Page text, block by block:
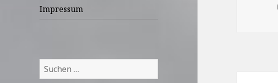
Impressum
Suchen
nach: